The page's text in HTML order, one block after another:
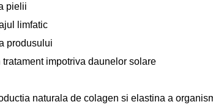
pielii
limfatic
produsului
impotriva daunelor solare
naturala de colagen si elastina a